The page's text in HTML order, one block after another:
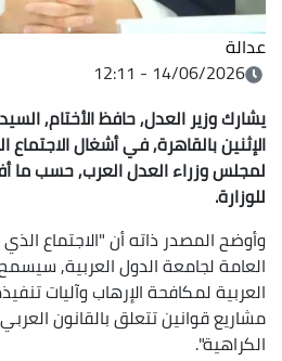
عدالة
14/06/2026 - 12:11
يشارك وزير العدل, حافظ الأختام,
لمجلس وزراء العدل العرب, حسب ما
للوزارة.
وأوضح المصدر ذاته أن "الاجتماع الذي
العامة لجامعة الدول العربية, سيسمح
العربية لمكافحة الإرهاب وآليات
مشاريع قوانين تتعلق بالقانون
الكراهية".